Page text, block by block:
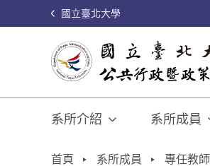
國立臺北大學
系所介紹 系所成員
首頁 系所成員 專任教師